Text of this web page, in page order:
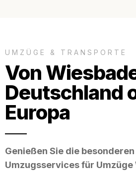
UMZÜGE & TRANSPORTE
Von
Deutschland
Europa
Genießen Sie die
Umzugsservices für Umzüge